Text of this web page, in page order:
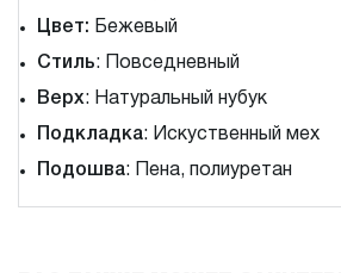
Цвет: Бежевый
Стиль: Повседневный
Верх: Натуральный нубук
Подкладка: Искуственный мех
Подошва: Пена, полиуретан